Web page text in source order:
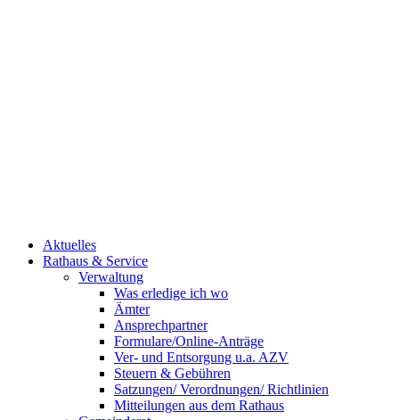
Aktuelles
Rathaus & Service
Verwaltung
Was erledige ich wo
Ämter
Ansprechpartner
Formulare/Online-Anträge
Ver- und Entsorgung u.a. AZV
Steuern & Gebühren
Satzungen/ Verordnungen/ Richtlinien
Mitteilungen aus dem Rathaus